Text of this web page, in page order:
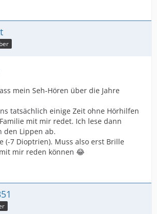
mein Seh-Hören über die Jahre
tatsächlich einige Zeit ohne Hörhilfen
mit mir redet. Ich lese dann
den Lippen ab.
(-7 Dioptrien). Muss also erst Brille
mir reden können 😂